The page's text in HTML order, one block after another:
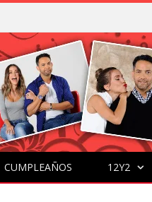
CUMPLEAÑOS 12Y2